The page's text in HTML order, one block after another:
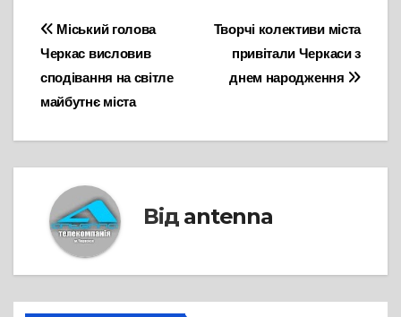
Навігація
записів
Творчі колективи міста
привітали Черкаси з
днем народження
Міський голова
Черкас висловив
сподівання на світле
майбутнє міста
Від antenna